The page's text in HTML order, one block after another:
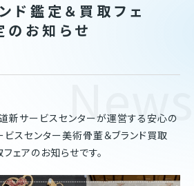
ド鑑定＆買取フェ
のお知らせ
News
新サービスセンターが運営する安心の
ビスセンター美術骨董＆ブランド買取
ェアのお知らせです。